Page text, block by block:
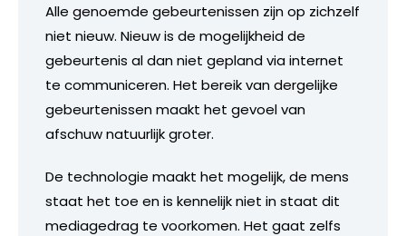
Alle genoemde gebeurtenissen zijn op zichzelf
niet nieuw. Nieuw is de mogelijkheid de
gebeurtenis al dan niet gepland via internet
te communiceren. Het bereik van dergelijke
gebeurtenissen maakt het gevoel van
afschuw natuurlijk groter.
De technologie maakt het mogelijk, de mens
staat het toe en is kennelijk niet in staat dit
mediagedrag te voorkomen. Het gaat zelfs